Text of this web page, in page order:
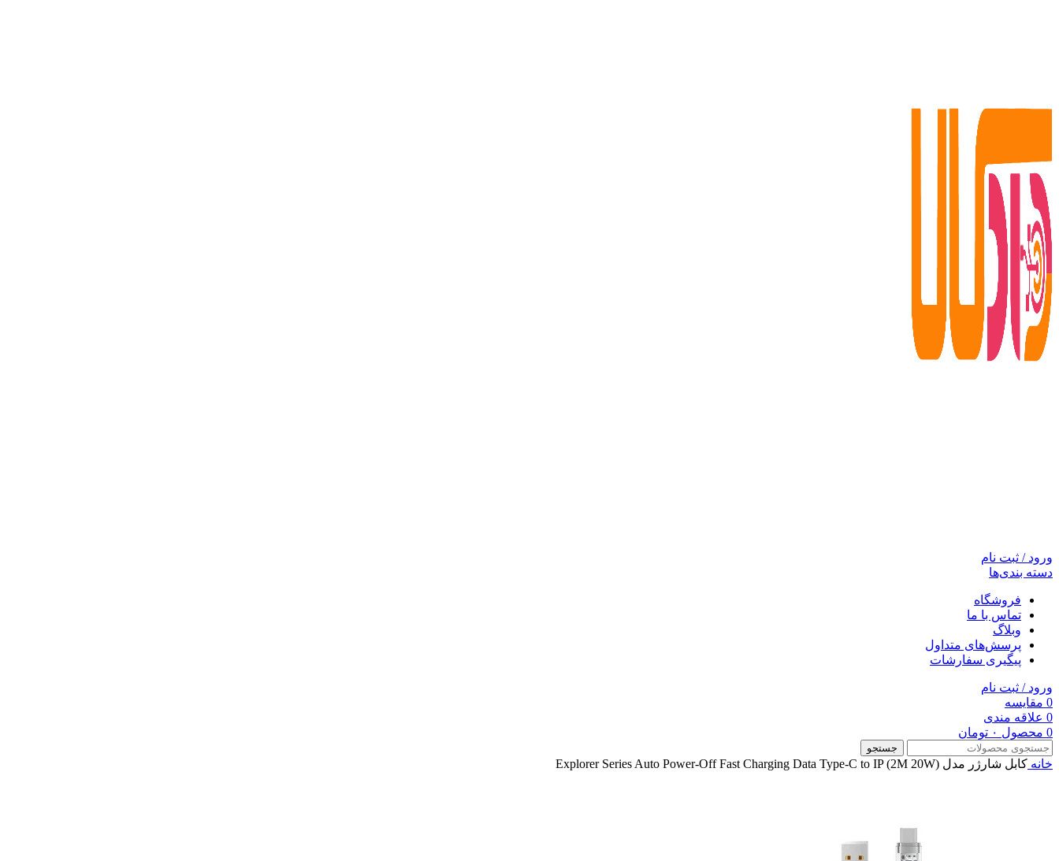
ورود / ثبت نام
دسته بندی‌ها
فروشگاه
تماس با ما
وبلاگ
پرسش‌های متداول
پیگیری سفارشات
ورود / ثبت نام
0 مقایسه
0 علاقه مندی
0 محصول ۰ تومان
جستجو
خانه کابل شارژر مدل Explorer Series Auto Power-Off Fast Charging Data Type-C to IP (2M 20W)